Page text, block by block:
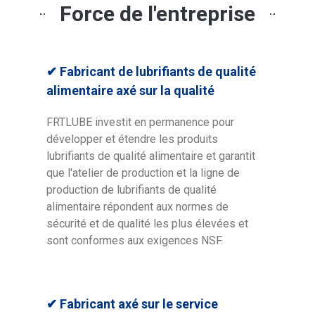
Force de l'entreprise
✔ Fabricant de lubrifiants de qualité
alimentaire axé sur la qualité
FRTLUBE investit en permanence pour
développer et étendre les produits
lubrifiants de qualité alimentaire et garantit
que l'atelier de production et la ligne de
production de lubrifiants de qualité
alimentaire répondent aux normes de
sécurité et de qualité les plus élevées et
sont conformes aux exigences NSF.
✔ Fabricant axé sur le service